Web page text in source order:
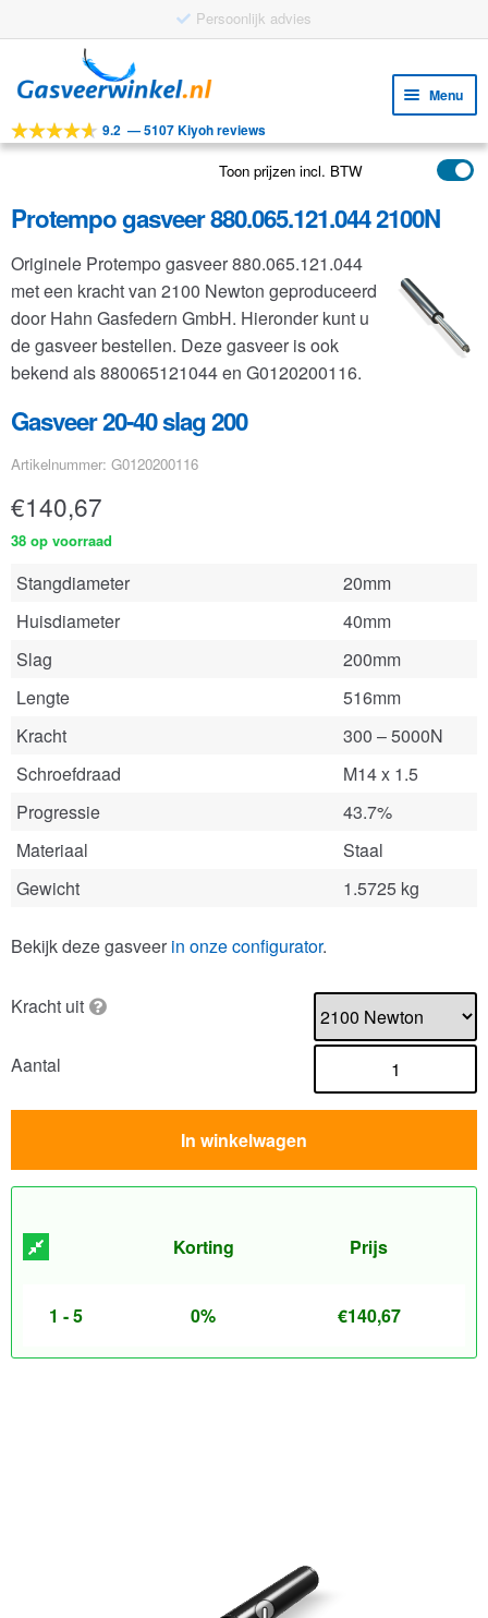
Persoonlijk advies
door
navigatie
naar
inhoud
Menu
Tools
Toepassingen
Klantenservice
FAQ
9.2 —5107 Kiyoh reviews
Toon prijzen incl. BTW
Protempo gasveer 880.065.121.044 2100N
Originele Protempo gasveer 880.065.121.044
met een kracht van 2100 Newton geproduceerd
door Hahn Gasfedern GmbH. Hieronder kunt u
de gasveer bestellen. Deze gasveer is ook
bekend als 880065121044 en G0120200116.
Gasveer 20-40 slag 200
Artikelnummer: G0120200116
€140,67
38 op voorraad
Stangdiameter
20mm
Huisdiameter
40mm
Slag
200mm
Lengte
516mm
Kracht
300 – 5000N
Schroefdraad
M14 x 1.5
Progressie
43.7%
Materiaal
Staal
Gewicht
1.5725 kg
Bekijk deze gasveer in onze configurator.
Kracht uit
Aantal
In winkelwagen
Korting Prijs
1 - 5 0% €140,67